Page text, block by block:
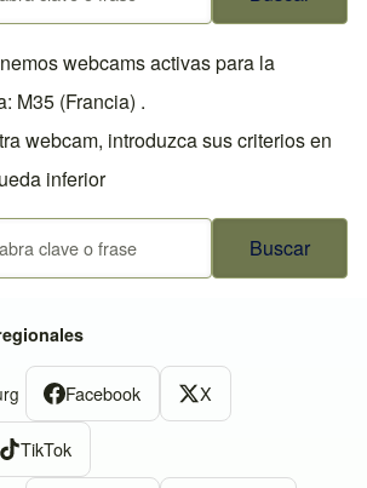
webcams activas para la
M35 (Francia) .
webcam, introduzca sus criterios en
inferior
Facebook X
TikTok